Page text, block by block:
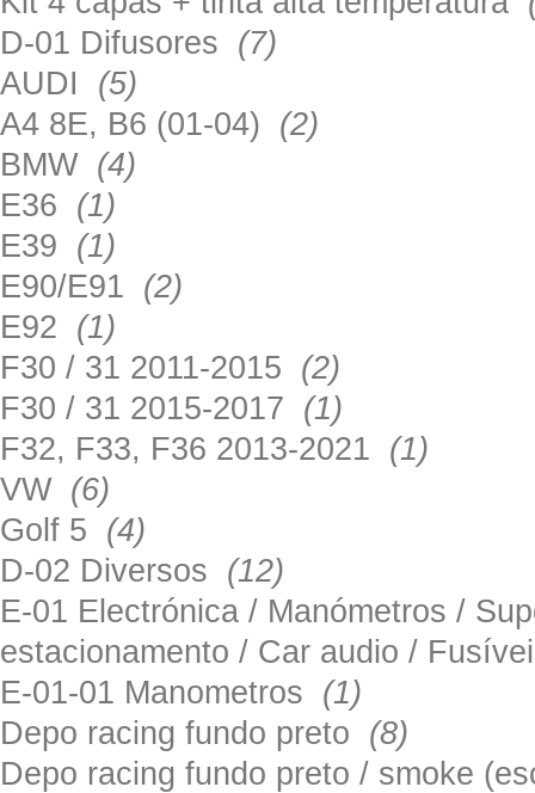
D-01 Difusores (7)
AUDI (5)
A4 8E, B6 (01-04) (2)
BMW (4)
E36 (1)
E39 (1)
E90/E91 (2)
E92 (1)
F30 / 31 2011-2015 (2)
F30 / 31 2015-2017 (1)
F32, F33, F36 2013-2021 (1)
VW (6)
Golf 5 (4)
D-02 Diversos (12)
E-01 Electrónica / Manómetros /
estacionamento / Car audio /
E-01-01 Manometros (1)
Depo racing fundo preto (8)
Depo racing fundo preto / smoke